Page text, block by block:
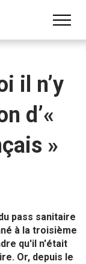
il n’y
d’«
»
pass sanitaire
à la troisième
qu'il n'était
Or, depuis le